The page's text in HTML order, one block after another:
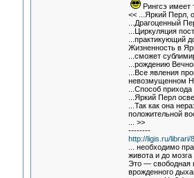
Рингсэ имеет
<< ...Яркий Перл,
...Драгоценный
...Циркуляция
...практикующий
Жизненность в
...сможет
...рождению
...Все явления
невозмущенном
...Способ
...Яркий Перл
...Так как она
положительной
... >>
--------
http://ligis.ru/librari/
... необходимо
живота и до
Это — свободная
врожденного